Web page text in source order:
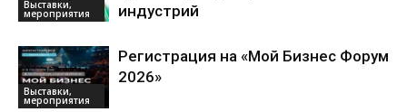
Выставки,
мероприятия
индустрий
Выставки,
мероприятия
Регистрация на «Мой Бизнес Форум
2026»